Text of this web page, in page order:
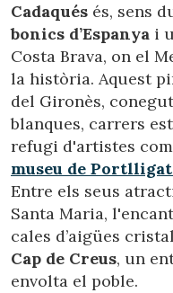
Cadaqués és, sens
bonics d’Espanya i
Costa Brava, on el
la història. Aquest
del Gironès,
blanques, carrers
refugi d'artistes
museu de Portlligat
Entre els seus
Santa Maria,
cales d’aigües
Cap de Creus, un
envolta el poble.